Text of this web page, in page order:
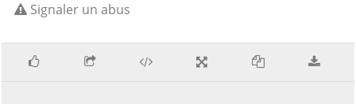
Signaler un abus